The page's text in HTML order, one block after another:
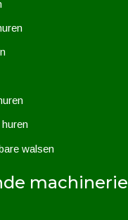
walsen
machinerie